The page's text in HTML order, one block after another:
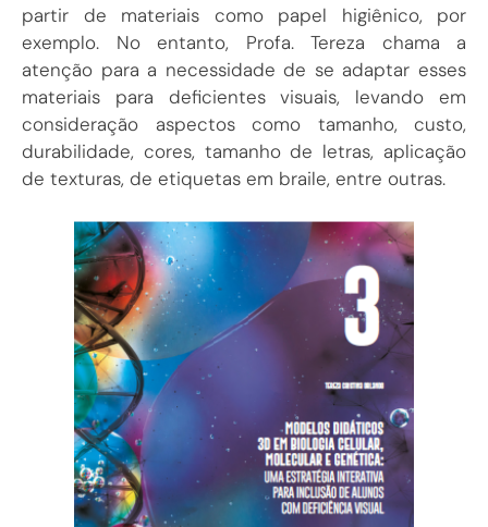
partir de materiais como papel higiênico, por
exemplo. No entanto, Profa. Tereza chama a
atenção para a necessidade de se adaptar esses
materiais para deficientes visuais, levando em
consideração aspectos como tamanho, custo,
durabilidade, cores, tamanho de letras, aplicação
de texturas, de etiquetas em braile, entre outras.